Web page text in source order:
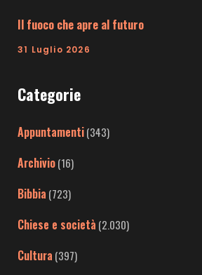
Il fuoco che apre al futuro
31 Luglio 2026
Categorie
Appuntamenti(343)
Archivio(16)
Bibbia (723)
Chiese e società (2.030)
Cultura (397)